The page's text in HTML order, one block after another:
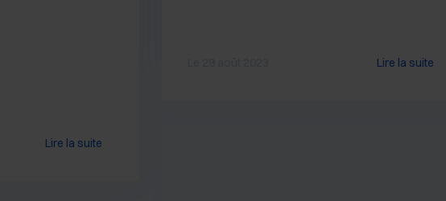
Lire la suite
Lire la suite